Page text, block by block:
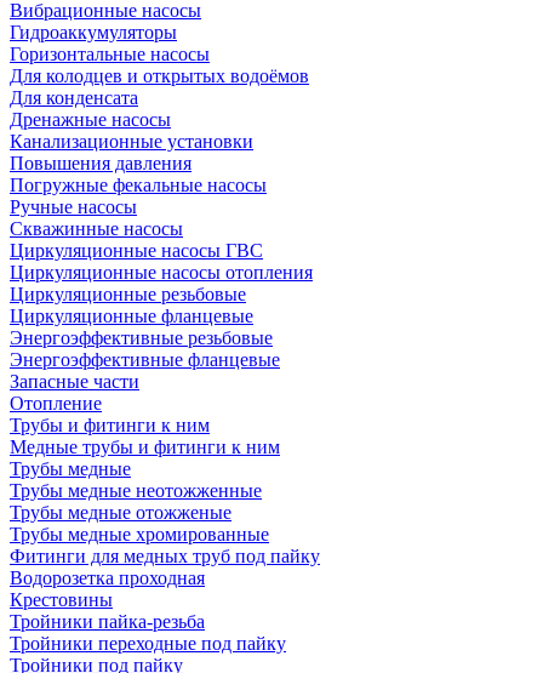
Вибрационные насосы
Гидроаккумуляторы
Горизонтальные насосы
Для колодцев и открытых водоёмов
Для конденсата
Дренажные насосы
Канализационные установки
Повышения давления
Погружные фекальные насосы
Ручные насосы
Скважинные насосы
Циркуляционные насосы ГВС
Циркуляционные насосы отопления
Циркуляционные резьбовые
Циркуляционные фланцевые
Энергоэффективные резьбовые
Энергоэффективные фланцевые
Запасные части
Отопление
Трубы и фитинги к ним
Медные трубы и фитинги к ним
Трубы медные
Трубы медные неотожженные
Трубы медные отожженые
Трубы медные хромированные
Фитинги для медных труб под пайку
Водорозетка проходная
Крестовины
Тройники пайка-резьба
Тройники переходные под пайку
Тройники под пайку